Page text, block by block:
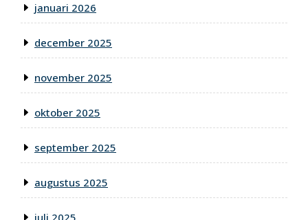
januari 2026
december 2025
november 2025
oktober 2025
september 2025
augustus 2025